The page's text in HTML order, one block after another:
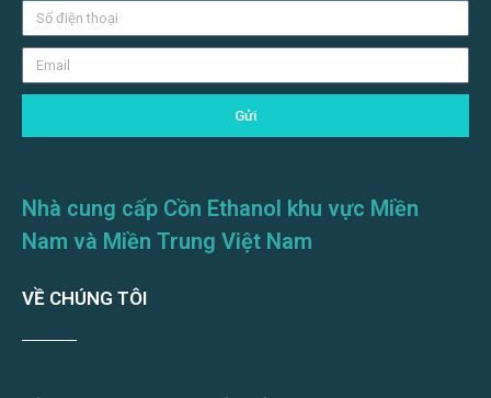
Gửi
Nhà cung cấp Cồn Ethanol khu vực Miền
Nam và Miền Trung Việt Nam
VỀ CHÚNG TÔI